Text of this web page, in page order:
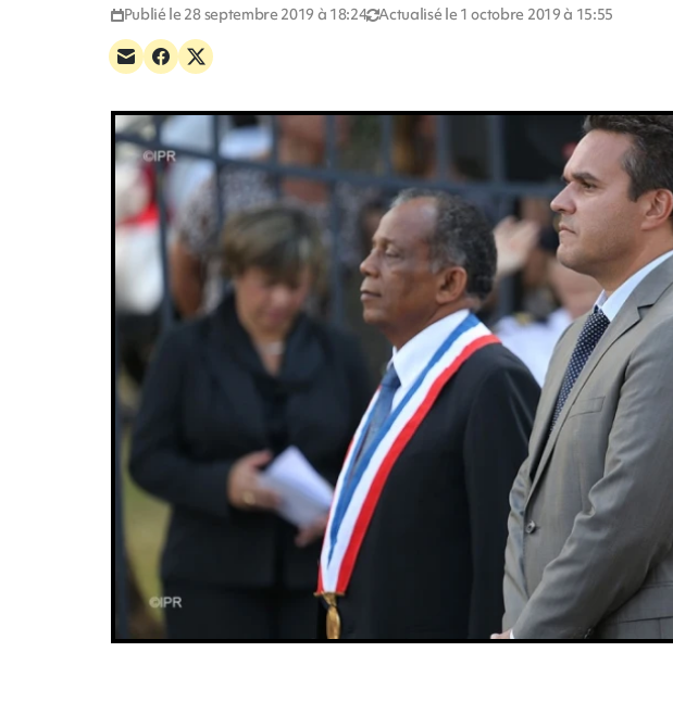
Publié le 28 septembre 2019 à 18:24 Actualisé le 1 octobre 2019 à 15:55